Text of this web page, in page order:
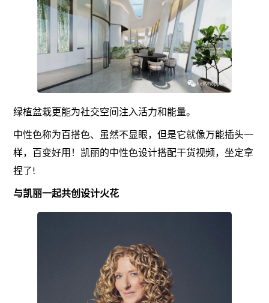
绿植盆栽更能为社交空间注入活力和能量。
中性色称为百搭色、虽然不显眼，但是它就像万能插头一
样，百变好用！凯丽的中性色设计搭配干货视频，坐定拿
捏了!
与凯丽一起共创设计火花